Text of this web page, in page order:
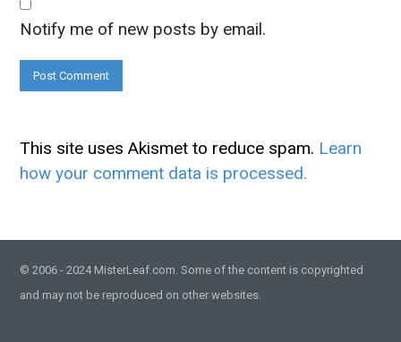
Notify me of new posts by email.
This site uses Akismet to reduce spam. Learn
how your comment data is processed.
© 2006 - 2024 MisterLeaf.com. Some of the content is copyrighted
and may not be reproduced on other websites.